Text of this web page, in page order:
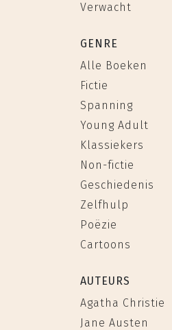
Verwacht
GENRE
Alle Boeken
Fictie
Spanning
Young Adult
Klassiekers
Non-fictie
Geschiedenis
Zelfhulp
Poëzie
Cartoons
AUTEURS
Agatha Christie
Jane Austen